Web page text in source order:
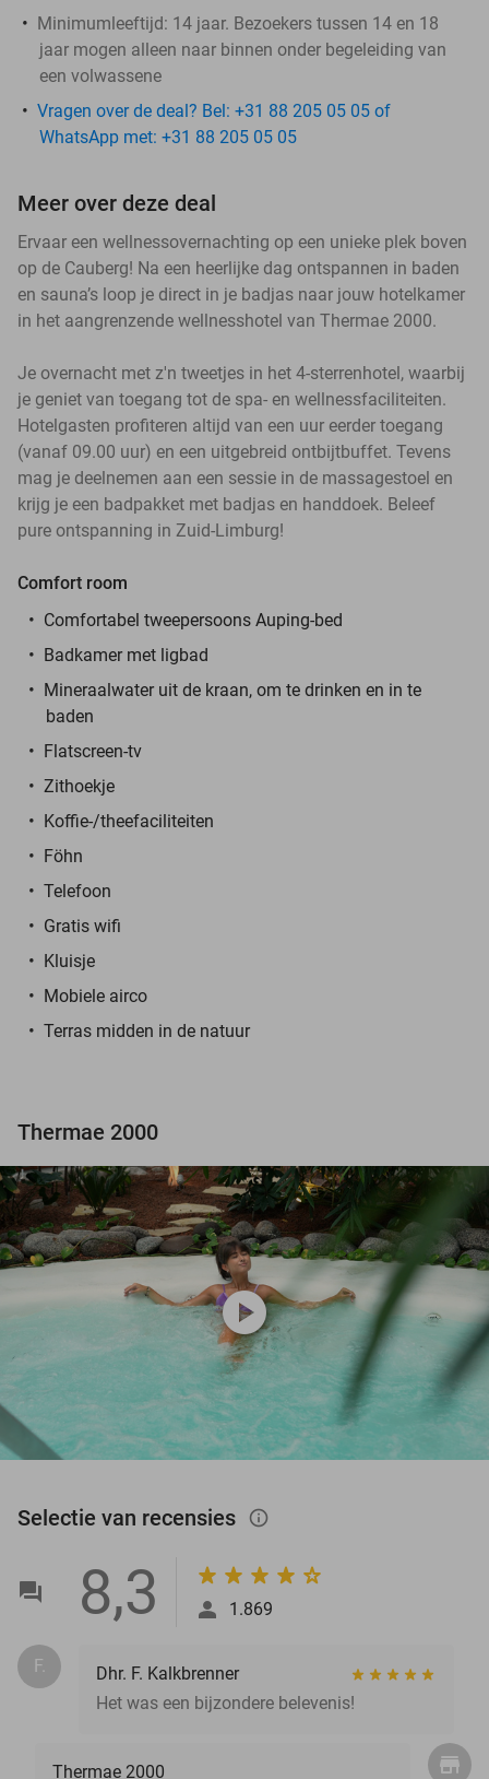
Minimumleeftijd: 14 jaar. Bezoekers tussen 14 en 18
jaar mogen alleen naar binnen onder begeleiding van
een volwassene
Vragen over de deal? Bel: +31 88 205 05 05 of
WhatsApp met: +31 88 205 05 05
Meer over deze deal
Ervaar een wellnessovernachting op een unieke plek boven
op de Cauberg! Na een heerlijke dag ontspannen in baden
en sauna’s loop je direct in je badjas naar jouw hotelkamer
in het aangrenzende wellnesshotel van Thermae 2000.
Je overnacht met z'n tweetjes in het 4-sterrenhotel, waarbij
je geniet van toegang tot de spa- en wellnessfaciliteiten.
Hotelgasten profiteren altijd van een uur eerder toegang
(vanaf 09.00 uur) en een uitgebreid ontbijtbuffet. Tevens
mag je deelnemen aan een sessie in de massagestoel en
krijg je een badpakket met badjas en handdoek. Beleef
pure ontspanning in Zuid-Limburg!
Comfort room
Comfortabel tweepersoons Auping-bed
Badkamer met ligbad
Mineraalwater uit de kraan, om te drinken en in te
baden
Flatscreen-tv
Zithoekje
Koffie-/theefaciliteiten
Föhn
Telefoon
Gratis wifi
Kluisje
Mobiele airco
Terras midden in de natuur
Thermae 2000
play_circle
Selectie van recensies info_outlined
8,3 1.869
F.
Dhr. F. Kalkbrenner
Het was een bijzondere belevenis!
Thermae 2000